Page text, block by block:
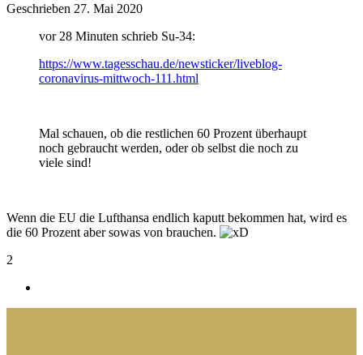
Geschrieben 27. Mai 2020
vor 28 Minuten schrieb Su-34:
https://www.tagesschau.de/newsticker/liveblog-
coronavirus-mittwoch-111.html
Mal schauen, ob die restlichen 60 Prozent überhaupt
noch gebraucht werden, oder ob selbst die noch zu
viele sind!
Wenn die EU die Lufthansa endlich kaputt bekommen hat, wird es
die 60 Prozent aber sowas von brauchen.
2